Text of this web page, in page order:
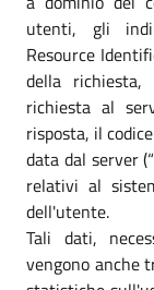
utenti, gli
Resource
della
richiesta al
risposta, il
data dal server
relativi al
dell'utente.
Tali dati,
vengono anche